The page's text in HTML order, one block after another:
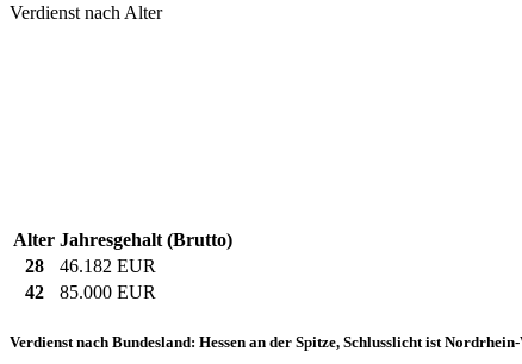
Verdienst nach Alter
Alter Jahresgehalt (Brutto)
28
46.182 EUR
42
85.000 EUR
Verdienst nach Bundesland: Hessen an der Spitze, Schlusslicht ist